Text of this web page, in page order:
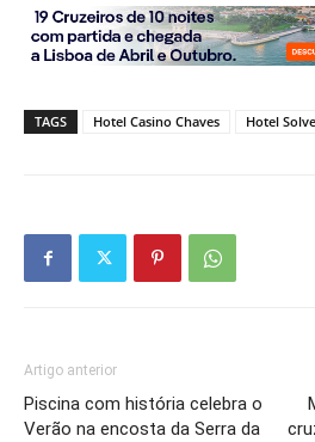
TAGS Hotel Casino Chaves Hotel
Artigo anterior
Piscina com história celebra o
Verão na encosta da Serra da